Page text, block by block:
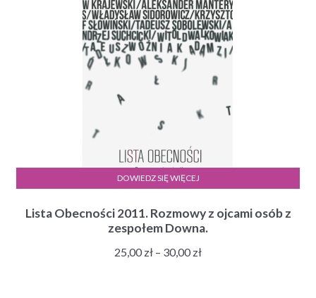
30,00 zł
Lista Obecności 2011. Rozmowy z ojcami osób z
zespołem Downa.
25,00 zł – 30,00 złZakres
DOWIEDZ SIĘ WIĘCEJ